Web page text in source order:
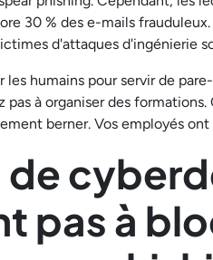
30 % des e-mails
d'attaques d'ingénierie
humains pour servir de
à organiser des
berner. Vos employés
de
pas à